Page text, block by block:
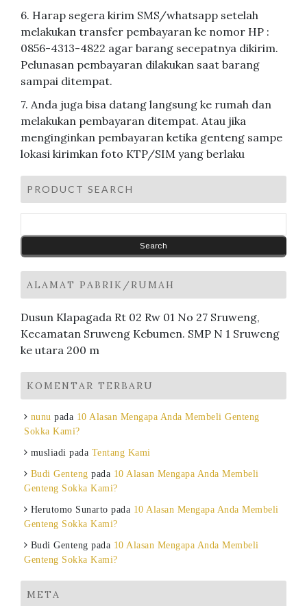
6. Harap segera kirim SMS/whatsapp setelah
melakukan transfer pembayaran ke nomor HP :
0856-4313-4822 agar barang secepatnya dikirim.
Pelunasan pembayaran dilakukan saat barang
sampai ditempat.
7. Anda juga bisa datang langsung ke rumah dan
melakukan pembayaran ditempat. Atau jika
menginginkan pembayaran ketika genteng sampe
lokasi kirimkan foto KTP/SIM yang berlaku
PRODUCT SEARCH
ALAMAT PABRIK/RUMAH
Dusun Klapagada Rt 02 Rw 01 No 27 Sruweng,
Kecamatan Sruweng Kebumen. SMP N 1 Sruweng
ke utara 200 m
KOMENTAR TERBARU
nunu pada 10 Alasan Mengapa Anda Membeli Genteng
Sokka Kami?
musliadi pada Tentang Kami
Budi Genteng pada 10 Alasan Mengapa Anda Membeli
Genteng Sokka Kami?
Herutomo Sunarto pada 10 Alasan Mengapa Anda Membeli
Genteng Sokka Kami?
Budi Genteng pada 10 Alasan Mengapa Anda Membeli
Genteng Sokka Kami?
META